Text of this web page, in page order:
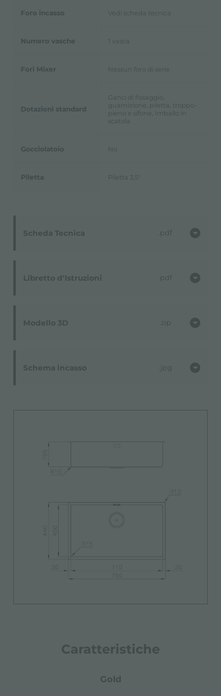
Scheda Tecnica pdf
Libretto d'Istruzioni pdf
Modello 3D zip
Schema incasso jpg
Foro incasso Vedi scheda tecnica
Numero vasche 1 vasca
Fori Mixer Nessun foro di serie
Dotazioni standard
Ganci di fissaggio,
guarnizione, piletta, troppo-
pieno e sifone, Imballo in
scatola
Gocciolatoio No
Piletta Piletta 3,5"
Caratteristiche
gold